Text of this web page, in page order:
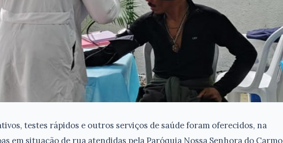
testes rápidos e outros serviços de saúde foram oferecidos, na
em situação de rua atendidas pela Paróquia Nossa Senhora do Carmo